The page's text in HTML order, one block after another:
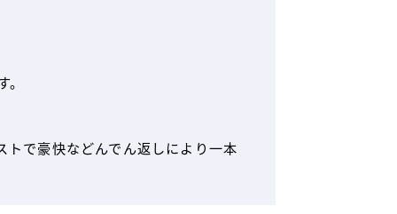
トで豪快などんでん返しにより一本